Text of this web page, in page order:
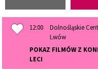
12:00
Dolnośląskie
Lwów
POKAZ FILMÓW Z
LECI